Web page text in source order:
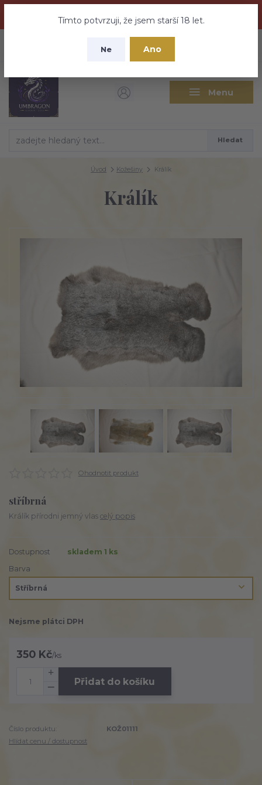
nebuďte vyděšeni zde najdete vše a ještě mnohem víc
Tímto potvrzuji, že jsem starší 18 let.
Ne Ano
Menu
CZK
Hledat
Úvod Kožešiny Králík
Králík
Ohodnotit produkt
stříbrná
Králík přírodni jemný vlas celý popis
Dostupnost
skladem 1 ks
Barva
Nejsme plátci DPH
350 Kč/ks
Přidat do košíku
Číslo produktu:
KOŽ01111
Hlídat cenu / dostupnost